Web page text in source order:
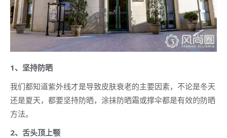
1、坚持防晒
我们都知道紫外线才是导致皮肤衰老的主要因素，不论是冬天
还是夏天，都要坚持防晒，涂抹防晒霜或撑伞都是有效的防晒
方法。
2、舌头顶上颚